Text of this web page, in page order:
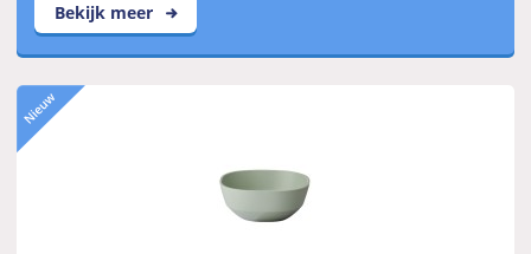
Bekijk meer